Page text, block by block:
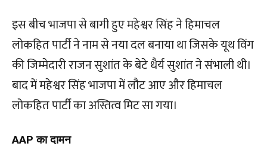
इस बीच भाजपा से बागी हुए महेश्वर सिंह ने हिमाचल
लोकहित पार्टी ने नाम से नया दल बनाया था जिसके यूथ विंग
की जिम्मेदारी राजन सुशांत के बेटे धैर्य सुशांत ने संभाली थी।
बाद में महेश्वर सिंह भाजपा में लौट आए और हिमाचल
लोकहित पार्टी का अस्तित्व मिट सा गया।
AAPका दामन